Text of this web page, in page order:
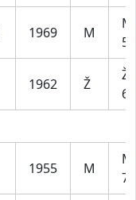
1969 M
1962 Ž
1955 M